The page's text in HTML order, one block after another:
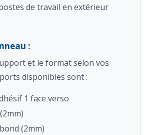
de travail en extérieur
:
et le format selon vos
disponibles sont :
1 face verso
(2mm)